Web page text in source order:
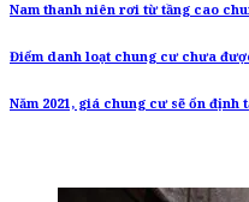
Nam thanh niên rơi từ tầng cao
Điểm danh loạt chung cư chưa
Năm 2021, giá chung cư sẽ ổn định